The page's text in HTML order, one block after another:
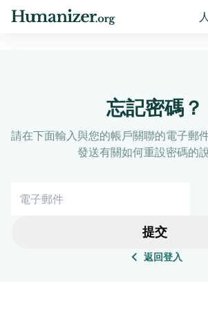
忘記密碼？
請在下面輸入與您的帳戶關聯的電子郵
發送有關如何重設密碼的說
提交
返回登入